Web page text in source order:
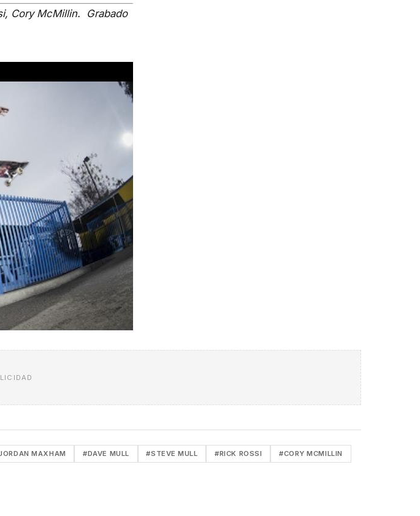
Cory McMillin.
Grabado
MAXHAM #DAVE MULL #STEVE MULL #RICK ROSSI #CORY MCMILLIN